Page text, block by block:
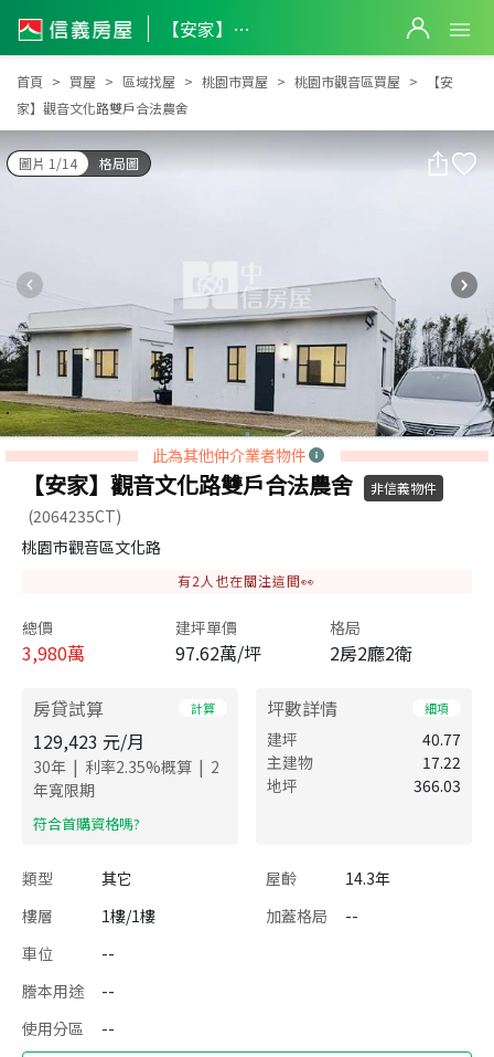
【安家】觀音文化路雙戶合法農舍
【安家】觀音文化路雙戶合法農舍
首頁 買屋 區域找屋 桃園市買屋 桃園市觀音區買屋
【安
家】觀音文化路雙戶合法農舍
圖片 1/14 格局圖
此為其他仲介業者物件
【安家】觀音文化路雙戶合法農舍 非信義物件
(2064235CT)
桃園市觀音區文化路
有2 人也在關注這間👀
總價
3,980萬
建坪單價
97.62萬/坪
格局
2房2廳2衛
房貸試算 計算
129,423 元/月
30年 | 利率2.35%概算 | 2
年寬限期
​符合首購資格嗎?
坪數詳情 細項
建坪
40.77
主建物
17.22
地坪
366.03
類型 其它 屋齡
14.3年
樓層
1樓/1樓 加蓋格局
--
車位
--
謄本用途
--
使用分區
--